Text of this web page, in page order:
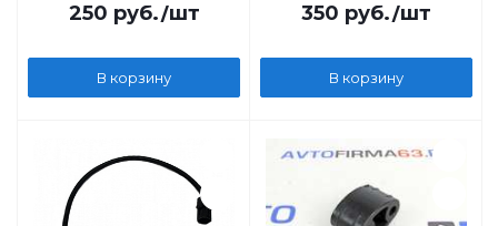
250 руб./шт
В корзину
350 руб./шт
В корзину